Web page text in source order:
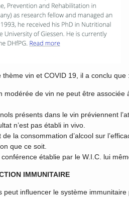
vin et COVID 19, il a conclu que :
modérée de vin ne peut être associée
présents dans le vin préviennent
n’est pas établi in vivo.
la consommation d’alcool sur
que ce soit.
établie par le W.I.C. lui
IMMUNITAIRE
peut influencer le système